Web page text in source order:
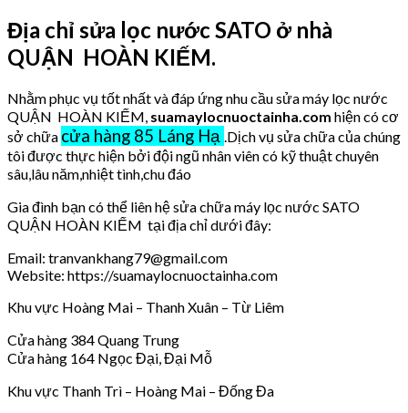
Địa chỉ sửa lọc nước SATO ở nhà
QUẬN HOÀN KIẾM.
Nhằm phục vụ tốt nhất và đáp ứng nhu cầu sửa máy lọc nước
QUẬN HOÀN KIẾM, suamaylocnuoctainha.com hiện có cơ
sở chữa cửa hàng 85 Láng Hạ .Dịch vụ sửa chữa của chúng
tôi được thực hiện bởi đội ngũ nhân viên có kỹ thuật chuyên
sâu,lâu năm,nhiệt tình,chu đáo
Gia đình bạn có thể liên hệ sửa chữa máy lọc nước SATO
QUẬN HOÀN KIẾM tại địa chỉ dưới đây:
Email: tranvankhang79@gmail.com
Website: https://suamaylocnuoctainha.com
Khu vực Hoàng Mai – Thanh Xuân – Từ Liêm
Cửa hàng 384 Quang Trung
Cửa hàng 164 Ngọc Đại, Đại Mỗ
Khu vực Thanh Trì – Hoàng Mai – Đống Đa